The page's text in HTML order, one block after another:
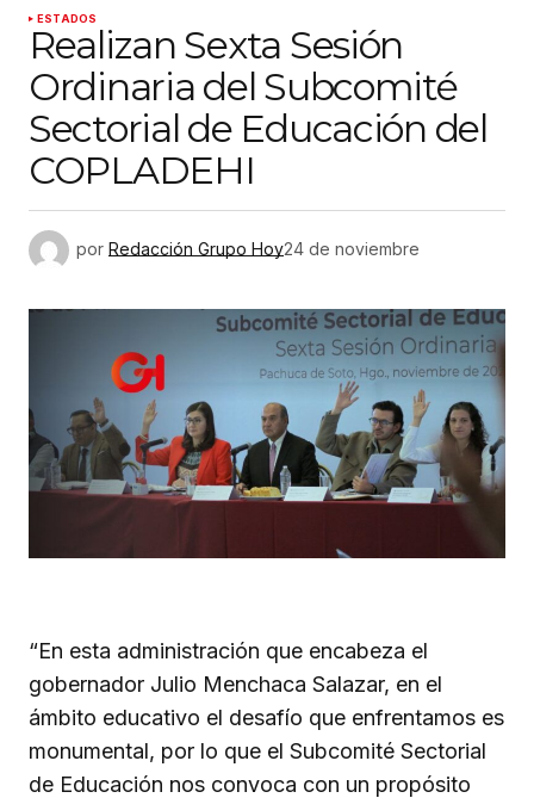
ESTADOS
Realizan Sexta Sesión
Ordinaria del Subcomité
Sectorial de Educación del
COPLADEHI
por Redacción Grupo Hoy24 de noviembre
“En esta administración que encabeza el
gobernador Julio Menchaca Salazar, en el
ámbito educativo el desafío que enfrentamos es
monumental, por lo que el Subcomité Sectorial
de Educación nos convoca con un propósito